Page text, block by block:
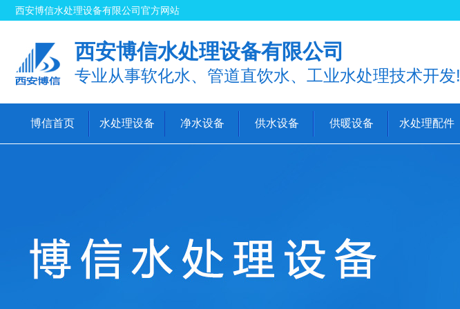
西安博信水处理设备有限公司官方网站
西安博信水处理设备有限公司
专业从事软化水、管道直饮水、工业水处理技术开发!
博信首页 水处理设备 净水设备 供水设备 供暖设备 水处理配件